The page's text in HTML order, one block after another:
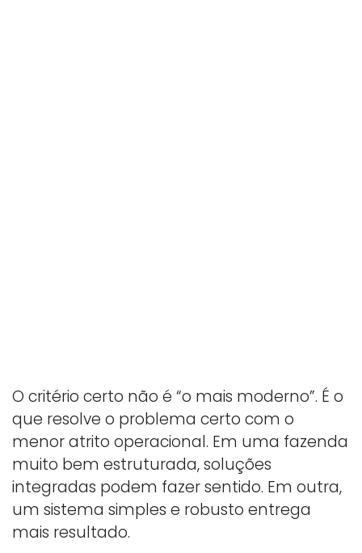
O critério certo não é “o mais moderno”. É o
que resolve o problema certo com o
menor atrito operacional. Em uma fazenda
muito bem estruturada, soluções
integradas podem fazer sentido. Em outra,
um sistema simples e robusto entrega
mais resultado.